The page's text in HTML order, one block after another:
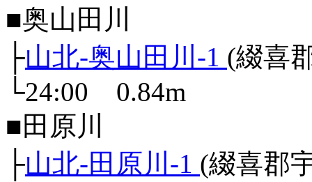
■奥山田川
├山北-奥山田川-1 (綴喜
└24:00 0.84m
■田原川
├山北-田原川-1 (綴喜郡